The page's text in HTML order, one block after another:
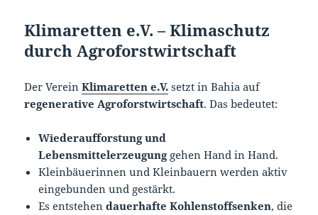
Klimaretten e.V. – Klimaschutz
durch Agroforstwirtschaft
Der VereinKlimaretten e.V. setzt in Bahia auf
regenerative Agroforstwirtschaft. Das bedeutet:
Wiederaufforstung und
Lebensmittelerzeugunggehen Hand in Hand.
Kleinbäuerinnen und Kleinbauern werden aktiv
eingebunden und gestärkt.
Es entstehendauerhafte Kohlenstoffsenken, die